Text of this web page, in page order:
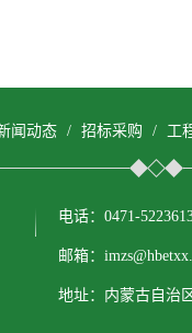
闻动态 / 招标采购 / 工
电话：0471-
邮箱：
地址：内蒙古自治